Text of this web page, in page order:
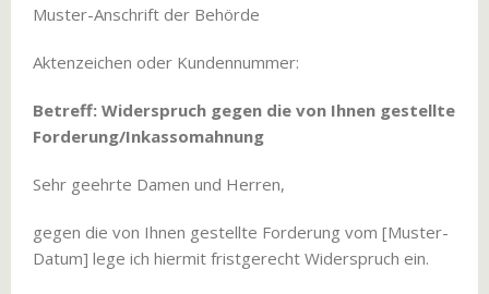
Muster-Anschrift der Behörde
Aktenzeichen oder Kundennummer:
Betreff: Widerspruch gegen die von Ihnen gestellte
Forderung/Inkassomahnung
Sehr geehrte Damen und Herren,
gegen die von Ihnen gestellte Forderung vom [Muster-
Datum] lege ich hiermit fristgerecht Widerspruch ein.